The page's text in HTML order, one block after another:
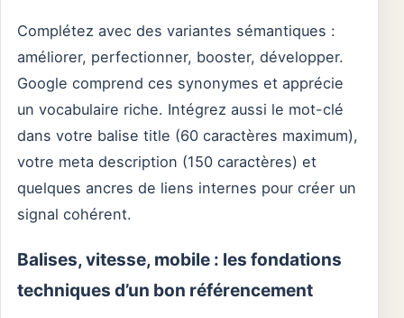
Complétez avec des variantes sémantiques :
améliorer, perfectionner, booster, développer.
Google comprend ces synonymes et apprécie
un vocabulaire riche. Intégrez aussi le mot-clé
dans votre balise title (60 caractères maximum),
votre meta description (150 caractères) et
quelques ancres de liens internes pour créer un
signal cohérent.
Balises, vitesse, mobile : les fondations
techniques d’un bon référencement